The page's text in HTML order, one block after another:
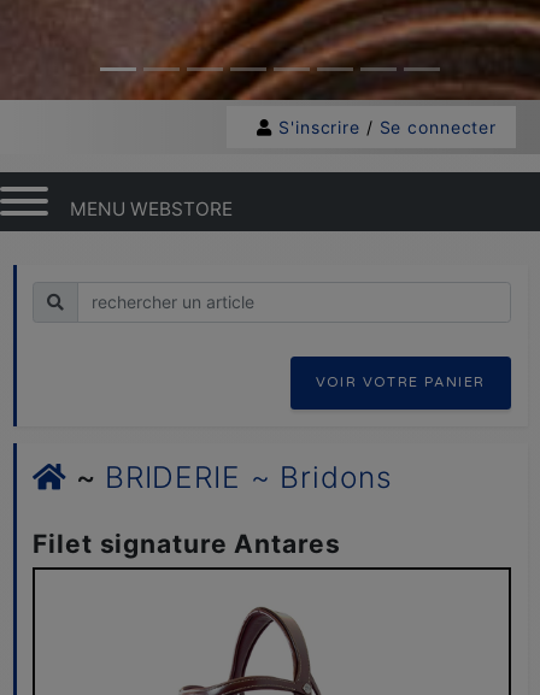
S'inscrire / Se connecter
MENU WEBSTORE
Recherche
VOIR VOTRE PANIER
~ BRIDERIE ~ Bridons
Filet signature Antares